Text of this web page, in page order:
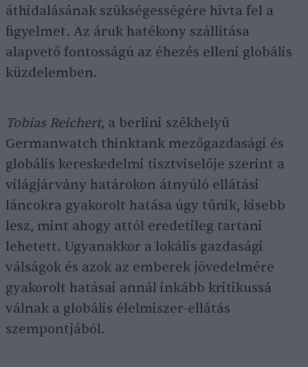
áthidalásának szükségességére hívta fel a
figyelmet. Az áruk hatékony szállítása
alapvető fontosságú az éhezés elleni globális
küzdelemben.
Tobias Reichert, a berlini székhelyű
Germanwatch thinktank mezőgazdasági és
globális kereskedelmi tisztviselője szerint a
világjárvány határokon átnyúló ellátási
láncokra gyakorolt hatása úgy tűnik, kisebb
lesz, mint ahogy attól eredetileg tartani
lehetett. Ugyanakkor a lokális gazdasági
válságok és azok az emberek jövedelmére
gyakorolt hatásai annál inkább kritikussá
válnak a globális élelmiszer-ellátás
szempontjából.